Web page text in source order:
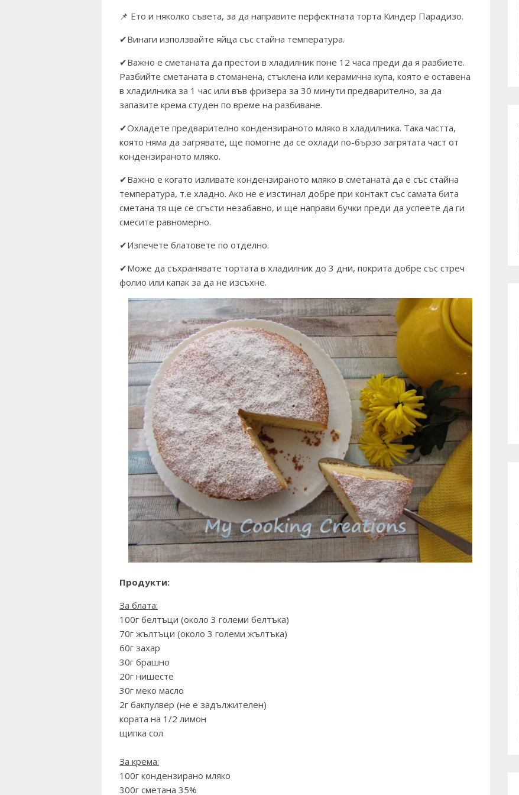
📌 Ето и няколко съвета, за да направите перфектната торта Киндер Парадизо.
✔Винаги използвайте яйца със стайна температура.
✔Важно е сметаната да престои в хладилник поне 12 часа преди да я разбиете.
Разбийте сметаната в стоманена, стъклена или керамична купа, която е оставена
в хладилника за 1 час или във фризера за 30 минути предварително, за да
запазите крема студен по време на разбиване.
✔Охладете предварително кондензираното мляко в хладилника. Така частта,
която няма да загрявате, ще помогне да се охлади по-бързо загрятата част от
кондензираното мляко.
✔Важно е когато изливате кондензираното мляко в сметаната да е със стайна
температура, т.е хладно. Ако не е изстинал добре при контакт със самата бита
сметана тя ще се сгъсти незабавно, и ще направи бучки преди да успеете да ги
смесите равномерно.
✔Изпечете блатовете по отделно.
✔Може да съхранявате тортата в хладилник до 3 дни, покрита добре със стреч
фолио или капак за да не изсъхне.
Продукти:
За блата:
100г белтъци (около 3 големи белтъка)
70г жълтъци (около 3 големи жълтъка)
60г захар
30г брашно
20г нишесте
30г меко масло
2г бакпулвер (не е задължителен)
кората на 1/2 лимон
щипка сол
За крема:
100г кондензирано мляко
300г сметана 35%